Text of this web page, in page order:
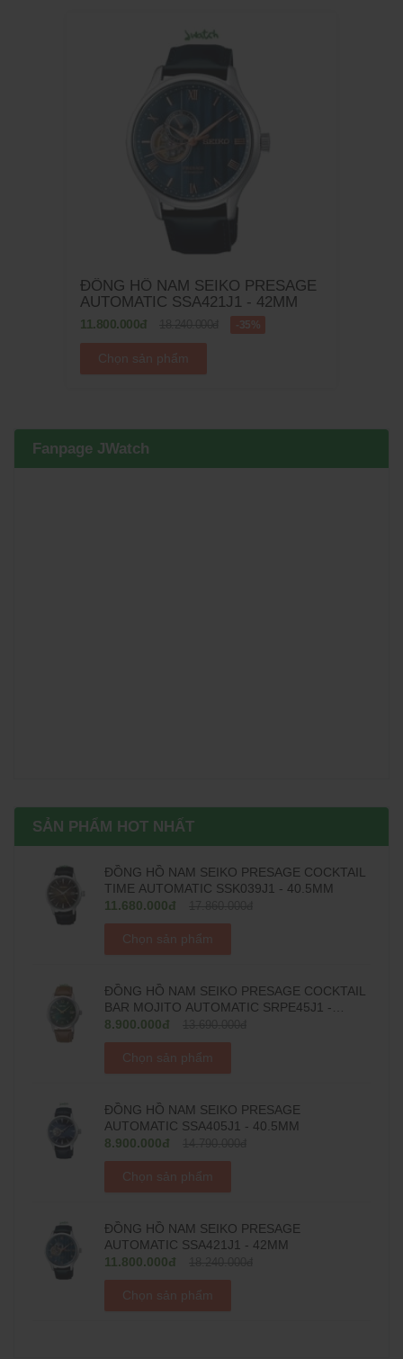
ĐỒNG HỒ NAM SEIKO PRESAGE
AUTOMATIC SSA421J1 - 42MM
11.800.000đ -35%
Chọn sản phẩm
Fanpage JWatch
SẢN PHẨM HOT NHẤT
ĐỒNG HỒ NAM SEIKO PRESAGE COCKTAIL
TIME AUTOMATIC SSK039J1 - 40.5MM
11.680.000đ
Chọn sản phẩm
ĐỒNG HỒ NAM SEIKO PRESAGE COCKTAIL
BAR MOJITO AUTOMATIC SRPE45J1 -
38.5MM
8.900.000đ
Chọn sản phẩm
ĐỒNG HỒ NAM SEIKO PRESAGE
AUTOMATIC SSA405J1 - 40.5MM
8.900.000đ
Chọn sản phẩm
ĐỒNG HỒ NAM SEIKO PRESAGE
AUTOMATIC SSA421J1 - 42MM
11.800.000đ
Chọn sản phẩm